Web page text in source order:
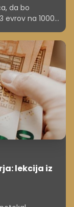
da bo
evrov na 1000
odzivi.
in inflacijske
5,7-odstoten
obeta 14-
lekcija iz